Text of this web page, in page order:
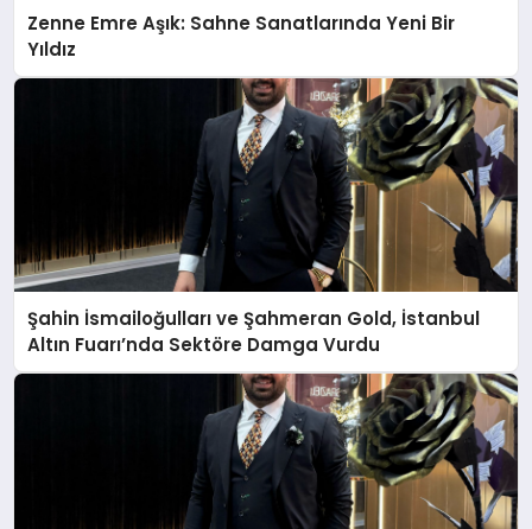
Zenne Emre Aşık: Sahne Sanatlarında Yeni Bir
Yıldız
Şahin İsmailoğulları ve Şahmeran Gold, İstanbul
Altın Fuarı’nda Sektöre Damga Vurdu